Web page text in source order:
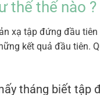
thế thế nào ?
xạ tập đứng đầu
kết quả đầu tiên.
tháng biết tập